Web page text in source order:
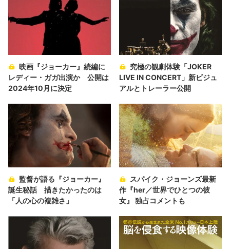
映画『ジョーカー』続編に
レディー・ガガ出演か 公開は
2024年10月に決定
究極の観劇体験「JOKER
LIVE IN CONCERT」新ビジュ
アルとトレーラー公開
監督が語る『ジョーカー』
誕生秘話 描きたかったのは
「人の心の複雑さ」
スパイク・ジョーンズ最新
作『her／世界でひとつの彼
女』 独占コメントも